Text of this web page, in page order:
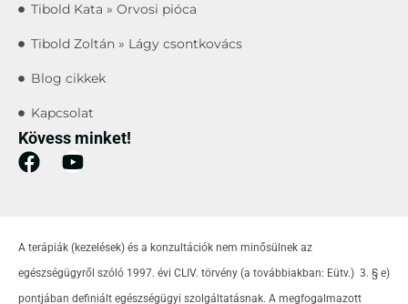
Tibold Kata » Orvosi pióca
Tibold Zoltán » Lágy csontkovács
Blog cikkek
Kapcsolat
Kövess minket!
A terápiák (kezelések) és a konzultációk nem minősülnek az
egészségügyről szóló 1997. évi CLIV. törvény (a továbbiakban: Eütv.) 3. § e)
pontjában definiált egészségügyi szolgáltatásnak. A megfogalmazott